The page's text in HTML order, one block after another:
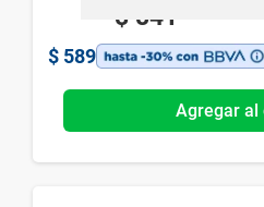
$ 841
$ 589
Agregar al